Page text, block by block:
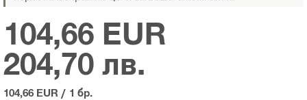
104,66 EUR
204,70 лв.
104,66 EUR / 1 бр.